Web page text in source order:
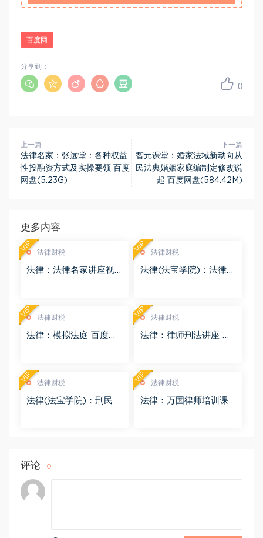
百度网
0
分享到：
上一篇
法律名家：张远堂：各种权益
性投融资方式及实操要领 百度
网盘(5.23G)
下一篇
智元课堂：婚家法域新动向从
民法典婚姻家庭编制定修改说
起 百度网盘(584.42M)
更多内容
法律财税
法律：法律名家讲座视
VIP 法律财税
法律(法宝学院)：法律信
VIP
法律财税
法律：模拟法庭 百度网
VIP 法律财税
法律：律师刑法讲座 百
VIP
法律财税
法律(法宝学院)：刑民交
VIP 法律财税
法律：万国律师培训课
VIP
评论 0